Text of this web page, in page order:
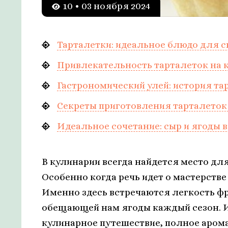
10 • 03 ноября 2024
Тарталетки: идеальное блюдо для
Привлекательность тарталеток на
Гастрономический улей: история
Секреты приготовления
Идеальное сочетание: сыр и ягоды
В кулинарии всегда найдется место
Особенно когда речь идет о
Именно здесь встречаются легкость
обещающей нам ягоды каждый сезон.
кулинарное путешествие, полное